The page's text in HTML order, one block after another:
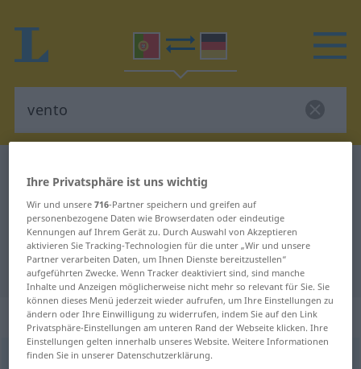
Portugiesisch-Deutsch
Übersetzung für "vento"
"vento" Deutsch Übersetzung
„vento“: masculino
vento [ˈvẽtu]m
Ihre Privatsphäre ist uns wichtig
Wir und unsere716-Partner speichern und greifen auf
personenbezogene Daten wie Browserdaten oder eindeutige
Kennungen auf Ihrem Gerät zu. Durch Auswahl von Akzeptieren
aktivieren Sie Tracking-Technologien für die unter „Wir und unsere
Partner verarbeiten Daten, um Ihnen Dienste bereitzustellen“
aufgeführten Zwecke. Wenn Tracker deaktiviert sind, sind manche
Inhalte und Anzeigen möglicherweise nicht mehr so relevant für Sie. Sie
können dieses Menü jederzeit wieder aufrufen, um Ihre Einstellungen zu
ändern oder Ihre Einwilligung zu widerrufen, indem Sie auf den Link
Privatsphäre-Einstellungen am unteren Rand der Webseite klicken. Ihre
Einstellungen gelten innerhalb unseres Website. Weitere Informationen
finden Sie in unserer Datenschutzerklärung.